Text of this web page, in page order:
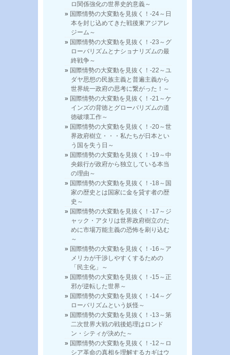
ロ関係強化の世界史的意義～
国際情勢の大変動を見抜く！-24～日
本を封じ込めてきた戦後東アジアレ
ジーム～
国際情勢の大変動を見抜く！-23～グ
ローバリズムとナショナリズムの最
終戦争～
国際情勢の大変動を見抜く！-22～ユ
ダヤ思想の民族主義と普遍主義から
世界統一政府の思考に繋がった！～
国際情勢の大変動を見抜く！-21～ケ
インズの背徳とグローバリズムの道
徳破壊工作～
国際情勢の大変動を見抜く！-20～世
界政府樹立・・・私たちが日本とい
う国を失う日～
国際情勢の大変動を見抜く！-19～中
央銀行が政府から独立している本当
の理由～
国際情勢の大変動を見抜く！-18～国
家の歴史とは国家に金を貸す者の歴
史～
国際情勢の大変動を見抜く！-17～ジ
ャック・アタリは世界政府樹立のた
めに市場万能主義の恐怖を刷り込む
～
国際情勢の大変動を見抜く！-16～ア
メリカが干渉しやすくするための
「民主化」～
国際情勢の大変動を見抜く！-15～正
邪が逆転した世界～
国際情勢の大変動を見抜く！-14～グ
ローバリズムという妖怪～
国際情勢の大変動を見抜く！-13～第
二次世界大戦の戦後処理はロンド
ン・シティが決めた～
国際情勢の大変動を見抜く！-12～ロ
シア革命の真相を理解するカギはウ